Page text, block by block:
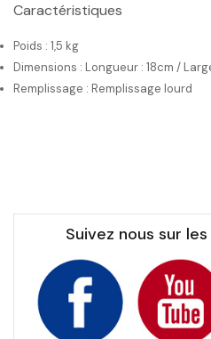
Caractéristiques
Poids : 1,5 kg
Dimensions : Longueur : 18cm /
Remplissage : Remplissage lourd
Suivez nous sur